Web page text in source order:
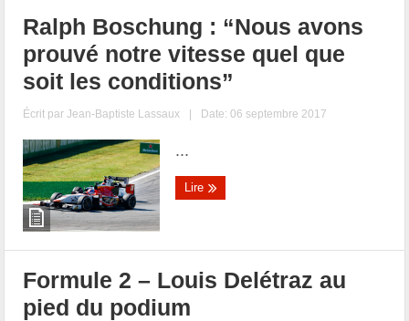
Ralph Boschung : “Nous avons
prouvé notre vitesse quel que
soit les conditions”
Écrit parJean-Baptiste Lassaux | Date: 06 septembre 2017
...
Lire
Formule 2 – Louis Delétraz au
pied du podium